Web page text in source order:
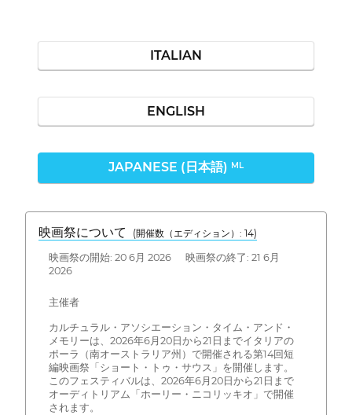
ITALIAN
ENGLISH
JAPANESE (日本語) ML
映画祭について (開催数（エディション）: 14)
映画祭の開始: 20 6月 2026 映画祭の終了: 21 6月
2026
主催者
カルチュラル・アソシエーション・タイム・アンド・
メモリーは、2026年6月20日から21日までイタリアの
ポーラ（南オーストラリア州）で開催される第14回短
編映画祭「ショート・トゥ・サウス」を開催します。
このフェスティバルは、2026年6月20日から21日まで
オーディトリアム「ホーリー・ニコリッキオ」で開催
されます。